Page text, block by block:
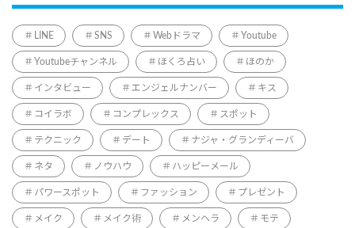
LINE SNS Webドラマ Youtube
Youtubeチャンネル ほくろ占い ほのか
インタビュー エンジェルナンバー キス
コイラボ コンプレックス スポット
テクニック デート ナジャ・グランディーバ
ネタ ノウハウ ハッピーメール
パワースポット ファッション プレゼント
メイク メイク術 メンヘラ モテ